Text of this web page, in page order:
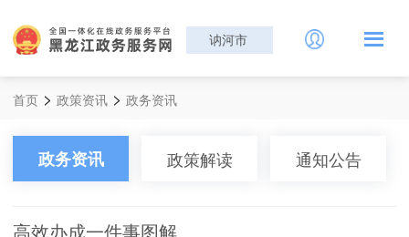
讷河市
首页 >政策资讯 >政务资讯
政务资讯 政策解读 通知公告
高效办成一件事图解